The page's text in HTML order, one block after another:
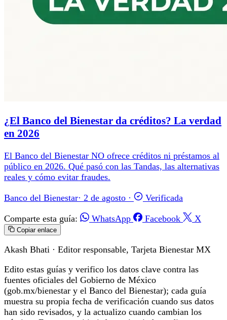
¿El Banco del Bienestar da créditos? La verdad
en 2026
El Banco del Bienestar NO ofrece créditos ni préstamos al
público en 2026. Qué pasó con las Tandas, las alternativas
reales y cómo evitar fraudes.
Banco del Bienestar· 2 de agosto · Verificada
Comparte esta guía: WhatsApp Facebook X
Copiar enlace
Akash Bhati · Editor responsable, Tarjeta Bienestar MX
Edito estas guías y verifico los datos clave contra las
fuentes oficiales del Gobierno de México
(gob.mx/bienestar y el Banco del Bienestar); cada guía
muestra su propia fecha de verificación cuando sus datos
han sido revisados, y la actualizo cuando cambian los